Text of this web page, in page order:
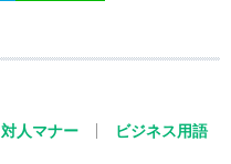
対人マナー ビジネス用語